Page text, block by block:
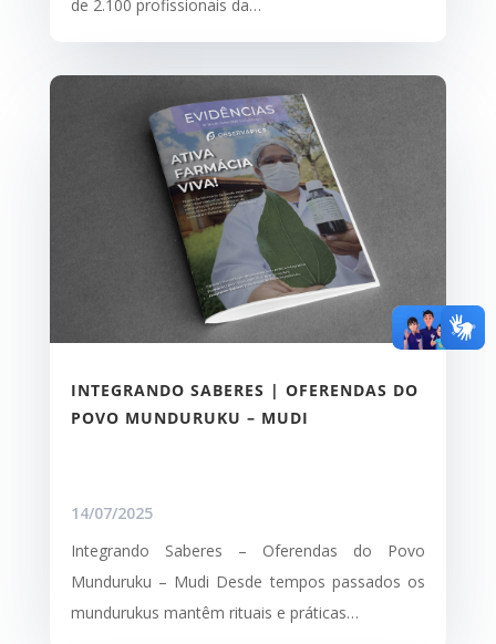
de 2.100 profissionais da…
INTEGRANDO SABERES | OFERENDAS DO
POVO MUNDURUKU – MUDI
14/07/2025
Integrando Saberes – Oferendas do Povo
Munduruku – Mudi Desde tempos passados os
mundurukus mantêm rituais e práticas…